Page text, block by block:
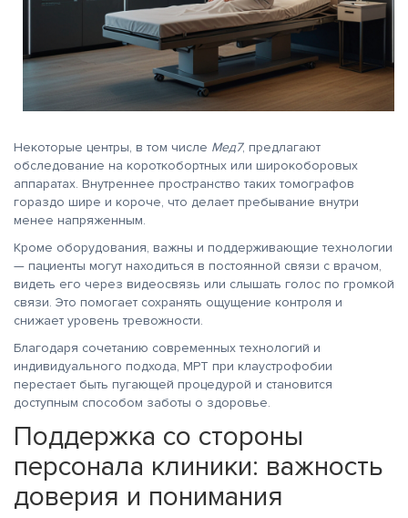
Некоторые центры, в том числе Мед7, предлагают
обследование на короткобортных или широкоборовых
аппаратах. Внутреннее пространство таких томографов
гораздо шире и короче, что делает пребывание внутри
менее напряженным.
Кроме оборудования, важны и поддерживающие технологии
— пациенты могут находиться в постоянной связи с врачом,
видеть его через видеосвязь или слышать голос по громкой
связи. Это помогает сохранять ощущение контроля и
снижает уровень тревожности.
Благодаря сочетанию современных технологий и
индивидуального подхода, МРТ при клаустрофобии
перестает быть пугающей процедурой и становится
доступным способом заботы о здоровье.
Поддержка со стороны
персонала клиники: важность
доверия и понимания